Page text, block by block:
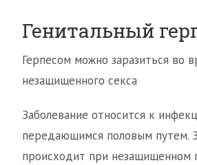
Генитальный
Герпесом можно заразиться во
незащищенного секса
Заболевание относится к
передающимся половым путем.
происходит при незащищенном